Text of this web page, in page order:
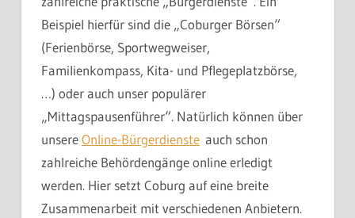
Beispiel hierfür sind die „Coburger Börsen“
(Ferienbörse, Sportwegweiser,
Familienkompass, Kita- und Pflegeplatzbörse,
…) oder auch unser populärer
„Mittagspausenführer“. Natürlich können über
unsereOnline-Bürgerdienste auch schon
zahlreiche Behördengänge online erledigt
werden. Hier setzt Coburg auf eine breite
Zusammenarbeit mit verschiedenen Anbietern.